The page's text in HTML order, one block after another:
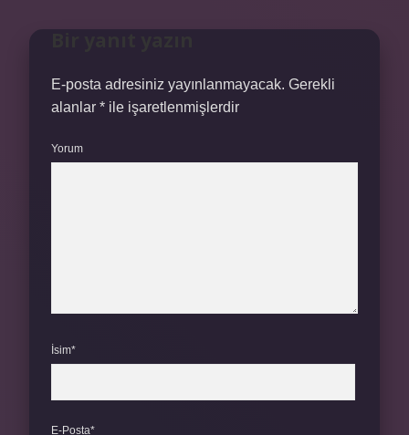
E-posta adresiniz yayınlanmayacak. Gerekli
alanlar * ile işaretlenmişlerdir
Yorum
İsim*
E-Posta*